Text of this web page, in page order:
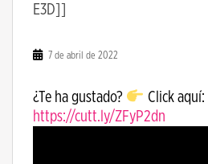
E3D]]
7 de abril de 2022
¿Te ha gustado?
Click aquí:
https://cutt.ly/ZFyP2dn